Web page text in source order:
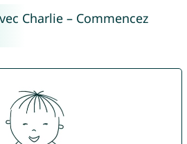
Charlie – Commencez